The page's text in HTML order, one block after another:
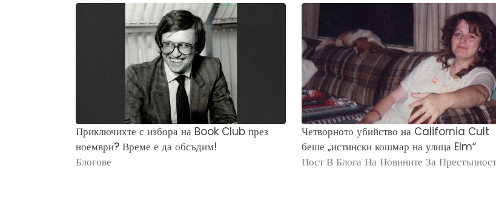
Приключихте с избора на Book Club през
ноември? Време е да обсъдим!
Блогове
Четворното убийство на California Cult
беше „истински кошмар на улица Elm“
Пост В Блога На Новините За